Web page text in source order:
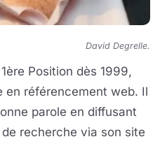
David Degrelle.
Position dès 1999,
en référencement web. Il
parole en diffusant
recherche via son site